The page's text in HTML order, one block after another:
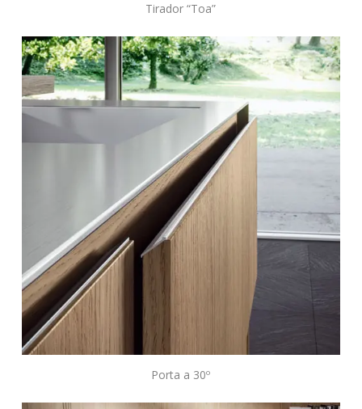
Tirador “Toa”
Porta a 30º